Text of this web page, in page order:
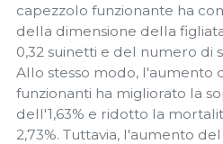
capezzolo funzionante ha
della dimensione della
0,32 suinetti e del numero di
Allo stesso modo, l'aumento
funzionanti ha migliorato la
dell'1,63% e ridotto la
2,73%. Tuttavia, l'aumento